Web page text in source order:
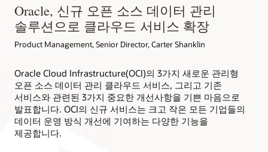
Oracle, 신규 오픈 소스 데이터 관리
솔루션으로 클라우드 서비스 확장
Product Management, Senior Director, Carter Shanklin
Oracle Cloud Infrastructure(OCI)의 3가지 새로운 관리형
오픈 소스 데이터 관리 클라우드 서비스, 그리고 기존
서비스와 관련된 3가지 중요한 개선사항을 기쁜 마음으로
발표합니다. OCI의 신규 서비스는 크고 작은 모든 기업들의
데이터 운영 방식 개선에 기여하는 다양한 기능을
제공합니다.